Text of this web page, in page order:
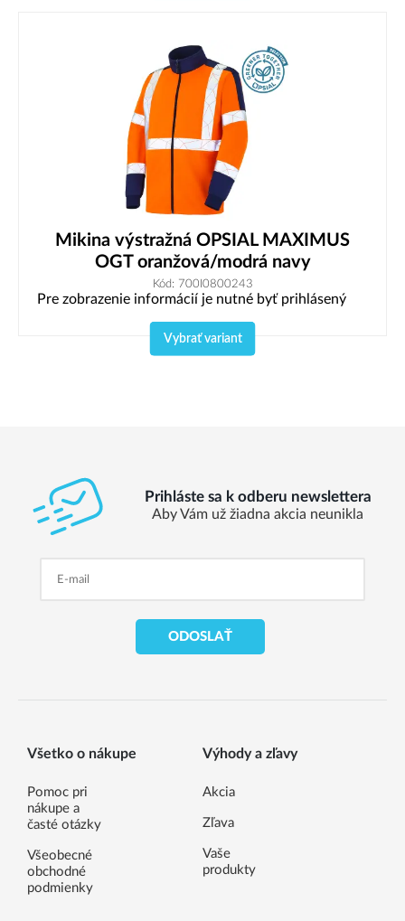
Mikina výstražná OPSIAL MAXIMUS
OGT oranžová/modrá navy
Kód: 700I0800243
Pre zobrazenie informácií je nutné byť prihlásený
Vybrať variant
Prihláste sa k odberu newslettera
Aby Vám už žiadna akcia neunikla
ODOSLAŤ
Všetko o nákupe
Pomoc pri
nákupe a
časté otázky
Všeobecné
obchodné
podmienky
Výhody a zľavy
Akcia
Zľava
Vaše
produkty